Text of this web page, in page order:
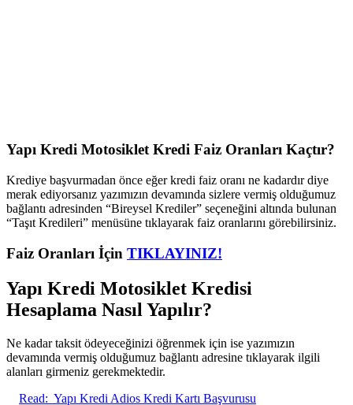
Yapı Kredi Motosiklet Kredi Faiz Oranları Kaçtır?
Krediye başvurmadan önce eğer kredi faiz oranı ne kadardır diye
merak ediyorsanız yazımızın devamında sizlere vermiş olduğumuz
bağlantı adresinden “Bireysel Krediler” seçeneğini altında bulunan
“Taşıt Kredileri” menüsüne tıklayarak faiz oranlarını görebilirsiniz.
Faiz Oranları İçin TIKLAYINIZ!
Yapı Kredi Motosiklet Kredisi
Hesaplama Nasıl Yapılır?
Ne kadar taksit ödeyeceğinizi öğrenmek için ise yazımızın
devamında vermiş olduğumuz bağlantı adresine tıklayarak ilgili
alanları girmeniz gerekmektedir.
Read: Yapı Kredi Adios Kredi Kartı Başvurusu